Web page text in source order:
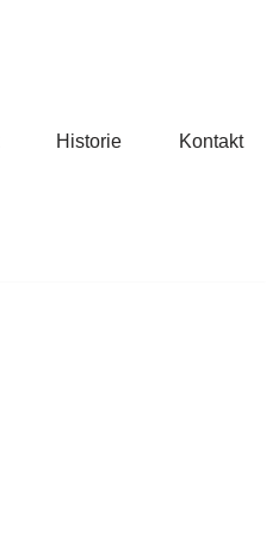
Historie Kontakt